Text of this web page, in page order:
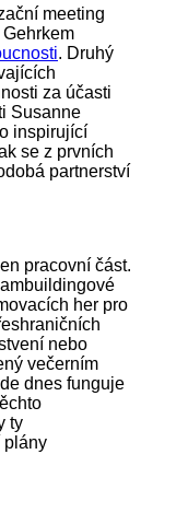
meeting
. Druhý
za účasti
Susanne
inspirující
se z prvních
partnerství
pracovní část.
her pro
nebo
večerním
dnes funguje
ty
plány